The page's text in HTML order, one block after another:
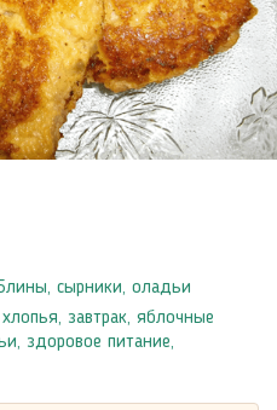
Блины, сырники, оладьи
, завтрак, яблочные
, здоровое питание,